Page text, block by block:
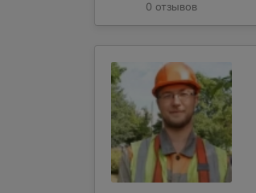
0 отзывов